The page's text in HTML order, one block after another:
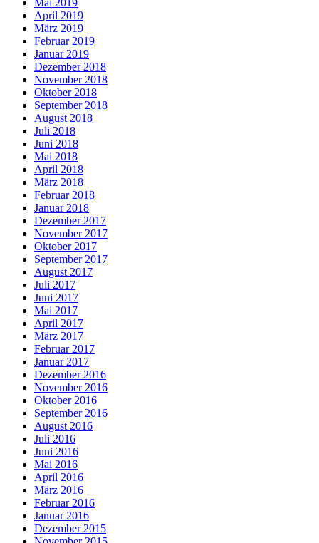
Mai 2019
April 2019
März 2019
Februar 2019
Januar 2019
Dezember 2018
November 2018
Oktober 2018
September 2018
August 2018
Juli 2018
Juni 2018
Mai 2018
April 2018
März 2018
Februar 2018
Januar 2018
Dezember 2017
November 2017
Oktober 2017
September 2017
August 2017
Juli 2017
Juni 2017
Mai 2017
April 2017
März 2017
Februar 2017
Januar 2017
Dezember 2016
November 2016
Oktober 2016
September 2016
August 2016
Juli 2016
Juni 2016
Mai 2016
April 2016
März 2016
Februar 2016
Januar 2016
Dezember 2015